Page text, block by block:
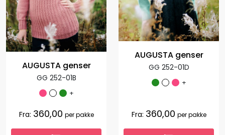
AUGUSTA genser
GG 252-01B
+
Fra: 360,00 per pakke
AUGUSTA genser
GG 252-01D
+
Fra: 360,00 per pakke